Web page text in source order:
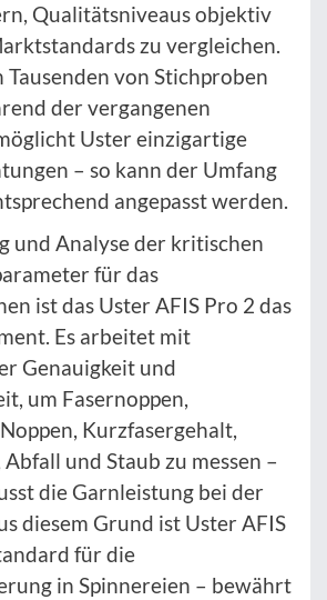
Qualitätsniveaus objektiv
zu vergleichen.
Tausenden von Stichproben
der vergangenen
Uster einzigartige
– so kann der Umfang
angepasst werden.
und Analyse der kritischen
für das
ist das Uster AFIS Pro 2 das
Es arbeitet mit
Genauigkeit und
um Fasernoppen,
Kurzfasergehalt,
und Staub zu messen –
die Garnleistung bei der
diesem Grund ist Uster AFIS
für die
in Spinnereien – bewährt